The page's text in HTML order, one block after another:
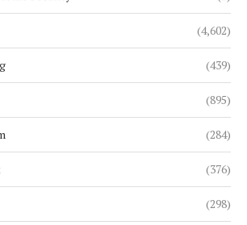
(4,602)
(439)
(895)
(284)
(376)
(298)